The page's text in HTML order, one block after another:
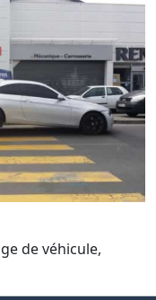
de véhicule,